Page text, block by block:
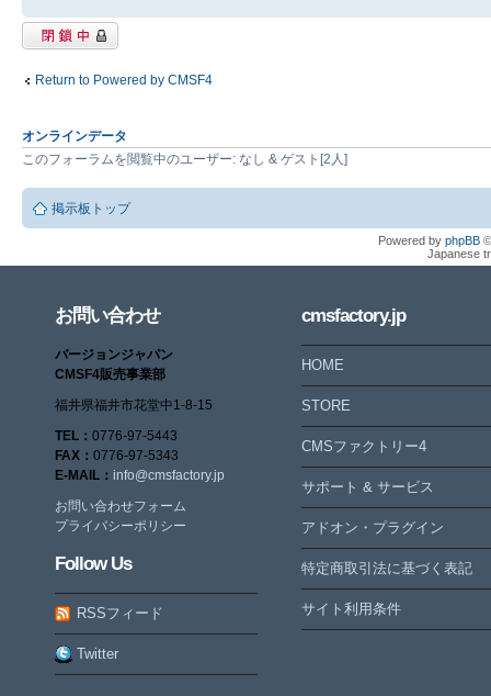
閉鎖中トピック
Return to Powered by CMSF4
オンラインデータ
このフォーラムを閲覧中のユーザー: なし & ゲスト[2人]
掲示板トップ
Powered by phpBB
Japanese
お問い合わせ
バージョンジャパン
CMSF4販売事業部
福井県福井市花堂中1-8-15
TEL： 0776-97-5443
FAX： 0776-97-5343
E-MAIL： info@cmsfactory.jp
お問い合わせフォーム
プライバシーポリシー
Follow Us
RSSフィード
Twitter
cmsfactory.jp
HOME
STORE
CMSファクトリー4
サポート & サービス
アドオン・プラグイン
特定商取引法に基づく表記
サイト利用条件